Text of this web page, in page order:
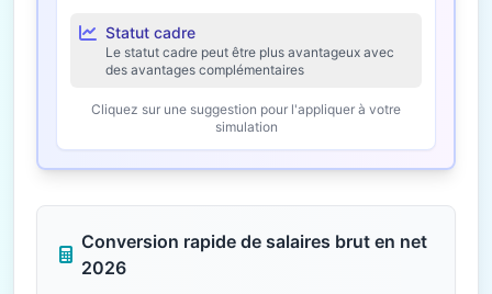
Statut cadre
Le statut cadre peut être plus avantageux avec
des avantages complémentaires
Cliquez sur une suggestion pour l'appliquer à votre
simulation
Conversion rapide de salaires brut en net
2026